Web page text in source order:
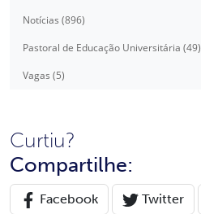
Notícias (896)
Pastoral de Educação Universitária (49)
Vagas (5)
Curtiu?
Compartilhe:
Facebook Twitter